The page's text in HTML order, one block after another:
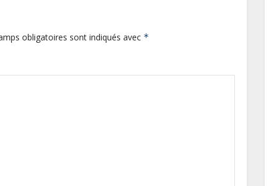
obligatoires sont indiqués avec *